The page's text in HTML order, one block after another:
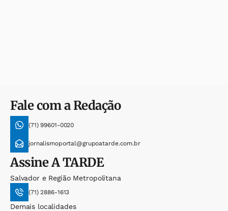
Fale com a Redação
(71) 99601-0020
jornalismoportal@grupoatarde.com.br
AssineA TARDE
Salvador e Região Metropolitana
(71) 2886-1613
Demais localidades